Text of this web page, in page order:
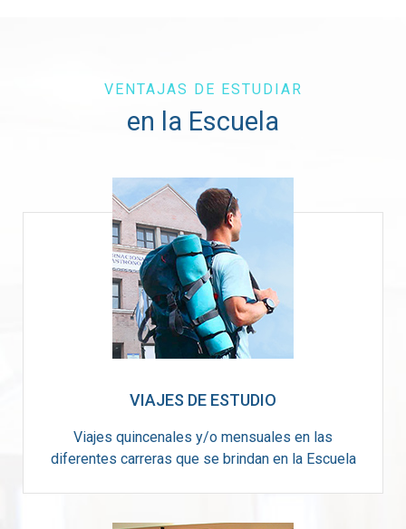
VENTAJAS DE ESTUDIAR
en la Escuela
VIAJES DE ESTUDIO
Viajes quincenales y/o mensuales en las
diferentes carreras que se brindan en la Escuela